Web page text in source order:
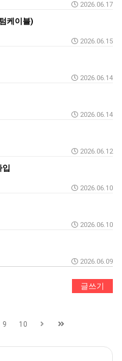
2026.06.17
케이블)
2026.06.15
2026.06.14
2026.06.14
2026.06.12
2026.06.10
2026.06.10
2026.06.09
글쓰기
9 10